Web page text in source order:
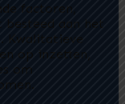
factoren,
besteed aan het
Kwalitatieve
op inzetten,
om